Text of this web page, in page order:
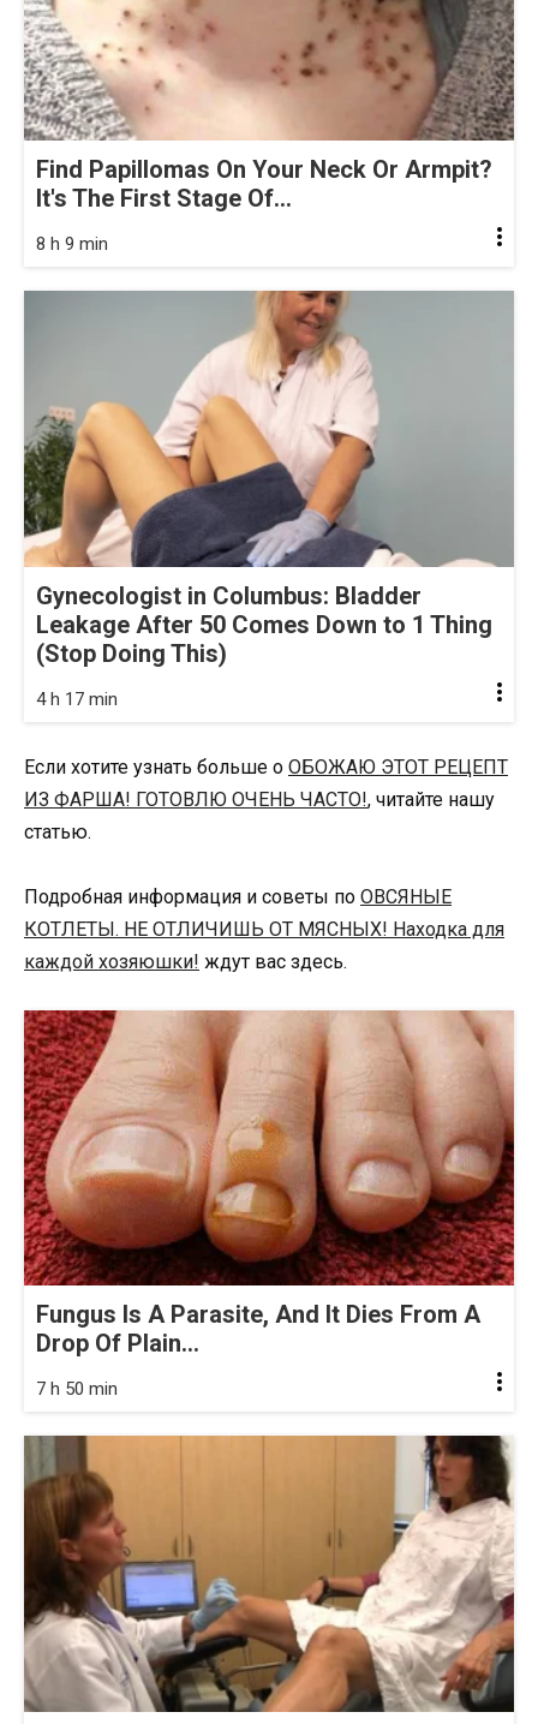
Find Papillomas On Your Neck Or Armpit?
It's The First Stage Of...
8 h 9 min
Gynecologist in Columbus: Bladder
Leakage After 50 Comes Down to 1 Thing
(Stop Doing This)
4 h 17 min
Если хотите узнать больше о ОБОЖАЮ ЭТОТ РЕЦЕПТ
ИЗ ФАРША! ГОТОВЛЮ ОЧЕНЬ ЧАСТО!, читайте нашу
статью.
Подробная информация и советы по ОВСЯНЫЕ
КОТЛЕТЫ. НЕ ОТЛИЧИШЬ ОТ МЯСНЫХ! Находка для
каждой хозяюшки! ждут вас здесь.
Fungus Is A Parasite, And It Dies From A
Drop Of Plain...
7 h 50 min